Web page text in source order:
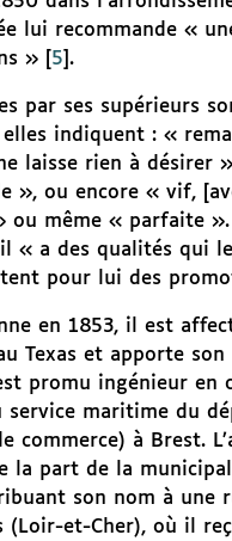
lui recommande «
»[ 5 .
par ses supérieurs
indiquent : «
laisse rien à désirer
», ou encore « vif,
même « parfaite
« a des qualités qui
pour lui des
en 1853, il est
Texas et apporte
promu ingénieur en
maritime du
commerce) à Brest.
la part de la
son nom à une
(Loir-et-Cher), où il